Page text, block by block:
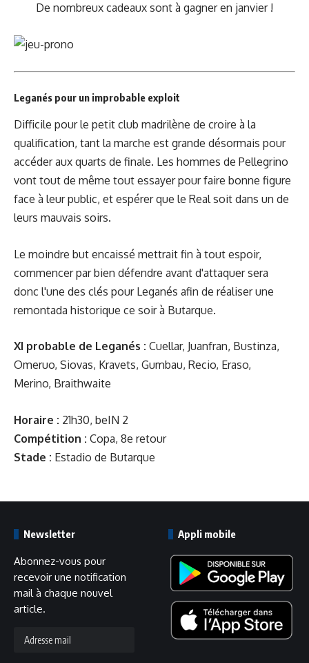
De nombreux cadeaux sont à gagner en janvier !
Leganés pour un improbable exploit
Difficile pour le petit club madrilène de croire à la
qualification, tant la marche est grande désormais pour
accéder aux quarts de finale. Les hommes de Pellegrino
vont tout de même tout essayer pour faire bonne figure
face à leur public, et espérer que le Real soit dans un de
leurs mauvais soirs.
Le moindre but encaissé mettrait fin à tout espoir,
commencer par bien défendre avant d'attaquer sera
donc l'une des clés pour Leganés afin de réaliser une
remontada historique ce soir à Butarque.
XI probable de Leganés : Cuellar, Juanfran, Bustinza,
Omeruo, Siovas, Kravets, Gumbau, Recio, Eraso,
Merino, Braithwaite
Horaire : 21h30, beIN 2
Compétition : Copa, 8e retour
Stade : Estadio de Butarque
Newsletter
Abonnez-vous pour
recevoir une notification
mail à chaque nouvel
article.
mail
Appli mobile